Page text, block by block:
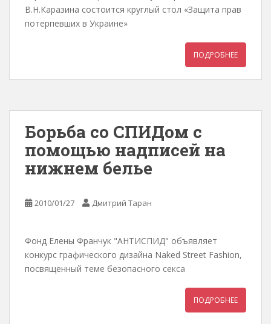
В.Н.Каразина состоится круглый стол «Защита прав
потерпевших в Украине»
ПОДРОБНЕЕ
Борьба со СПИДом с
помощью надписей на
нижнем белье
2010/01/27 Дмитрий Таран
Фонд Елены Франчук "АНТИСПИД" объявляет
конкурс графического дизайна Naked Street Fashion,
посвященный теме безопасного секса
ПОДРОБНЕЕ